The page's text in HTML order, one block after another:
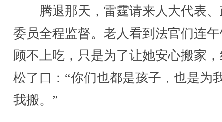
腾退那天，雷霆请来人大代表、
委员全程监督。老人看到法官们连
顾不上吃，只是为了让她安心搬家
松了口：“你们也都是孩子，也是为
我搬。”